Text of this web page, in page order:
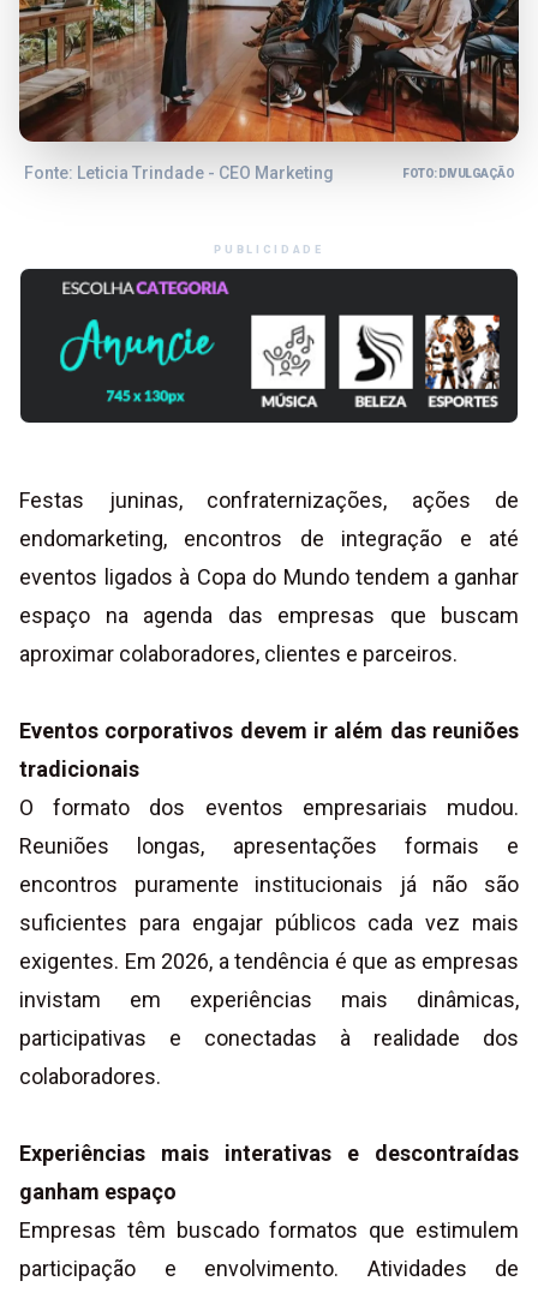
Fonte: Leticia Trindade - CEO Marketing FOTO: DIVULGAÇÃO
PUBLICIDADE
Festas juninas, confraternizações, ações de
endomarketing, encontros de integração e até
eventos ligados à Copa do Mundo tendem a ganhar
espaço na agenda das empresas que buscam
aproximar colaboradores, clientes e parceiros.
Eventos corporativos devem ir além das reuniões
tradicionais
O formato dos eventos empresariais mudou.
Reuniões longas, apresentações formais e
encontros puramente institucionais já não são
suficientes para engajar públicos cada vez mais
exigentes. Em 2026, a tendência é que as empresas
invistam em experiências mais dinâmicas,
participativas e conectadas à realidade dos
colaboradores.
Experiências mais interativas e descontraídas
ganham espaço
Empresas têm buscado formatos que estimulem
participação e envolvimento. Atividades de